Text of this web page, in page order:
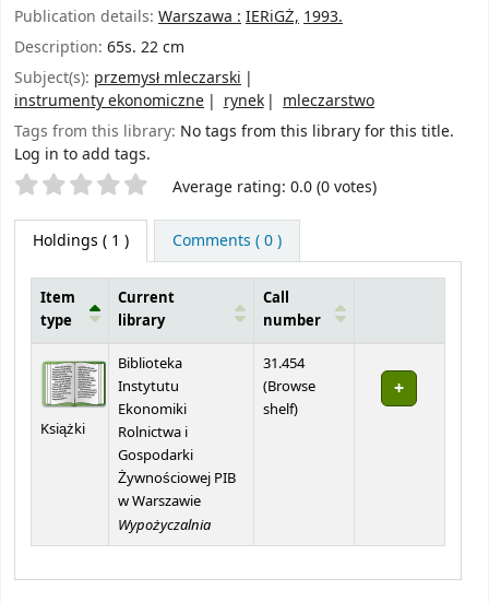
Publication details: Warszawa :IERiGŻ,1993.
Description: 65s. 22 cm
Subject(s): przemysł mleczarski
instrumenty ekonomiczne
rynek
mleczarstwo
Tags from this library: No tags from this library for this title.
Log in to add tags.
Star ratings Average rating: 0.0 (0 votes)
Holdings ( 1 ) Comments ( 0 )
Item
type
Current
library
Call
number
Książki
Biblioteka
Instytutu
Ekonomiki
Rolnictwa i
Gospodarki
Żywnościowej PIB
w Warszawie
Wypożyczalnia
31.454
(Browse
shelf(Opens below)
)